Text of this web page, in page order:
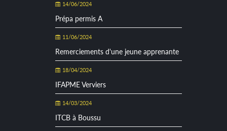
14/06/2024
Prépa permis A
11/06/2024
Remerciements d'une jeune apprenante
18/04/2024
IFAPME Verviers
14/03/2024
ITCB à Boussu